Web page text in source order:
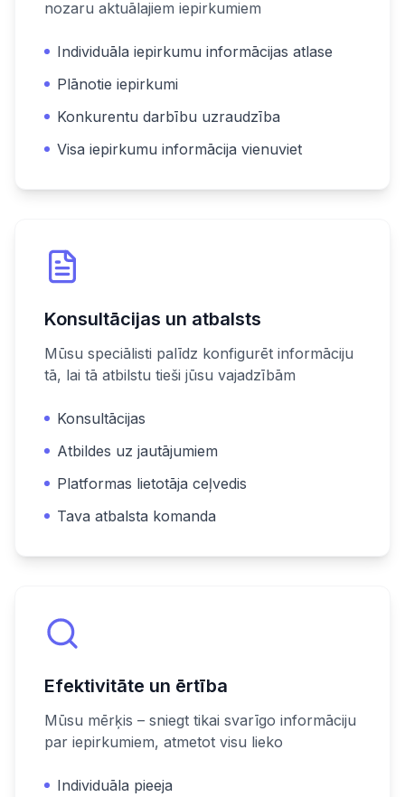
nozaru aktuālajiem iepirkumiem
Individuāla iepirkumu informācijas atlase
Plānotie iepirkumi
Konkurentu darbību uzraudzība
Visa iepirkumu informācija vienuviet
Konsultācijas un atbalsts
Mūsu speciālisti palīdz konfigurēt informāciju
tā, lai tā atbilstu tieši jūsu vajadzībām
Konsultācijas
Atbildes uz jautājumiem
Platformas lietotāja ceļvedis
Tava atbalsta komanda
Efektivitāte un ērtība
Mūsu mērķis – sniegt tikai svarīgo informāciju
par iepirkumiem, atmetot visu lieko
Individuāla pieeja